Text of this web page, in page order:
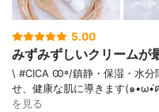
5.00
みずみずしいクリームが
\ #CICA Ꙭ꙳/鎮静・保湿・水分
せ、健康な肌に導きます(๑
を見る